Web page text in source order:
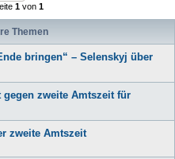
1 von 1
Themen
bringen“ – Selenskyj über
zweite Amtszeit für
zweite Amtszeit